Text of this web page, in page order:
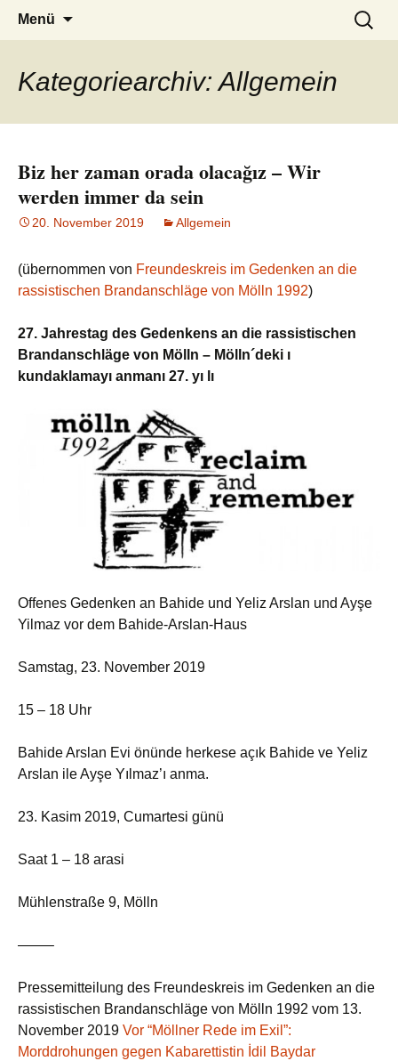
burak
Menü
Suchen
nach:
Kategoriearchiv: Allgemein
Biz her zaman orada olacağız – Wir
werden immer da sein
20. November 2019 Allgemein
(übernommen von Freundeskreis im Gedenken an die
rassistischen Brandanschläge von Mölln 1992)
27. Jahrestag des Gedenkens an die rassistischen
Brandanschläge von Mölln – Mölln´deki ı
kundaklamayı anmanı 27. yı lı
Offenes Gedenken an Bahide und Yeliz Arslan und Ayşe
Yilmaz vor dem Bahide-Arslan-Haus
Samstag, 23. November 2019
15 – 18 Uhr
Bahide Arslan Evi önünde herkese açık Bahide ve Yeliz
Arslan ile Ayşe Yılmaz’ı anma.
23. Kasim 2019, Cumartesi günü
Saat 1 – 18 arasi
Mühlenstraße 9, Mölln
——–
Pressemitteilung des Freundeskreis im Gedenken an die
rassistischen Brandanschläge von Mölln 1992 vom 13.
November 2019 Vor “Möllner Rede im Exil”:
Morddrohungen gegen Kabarettistin İdil Baydar